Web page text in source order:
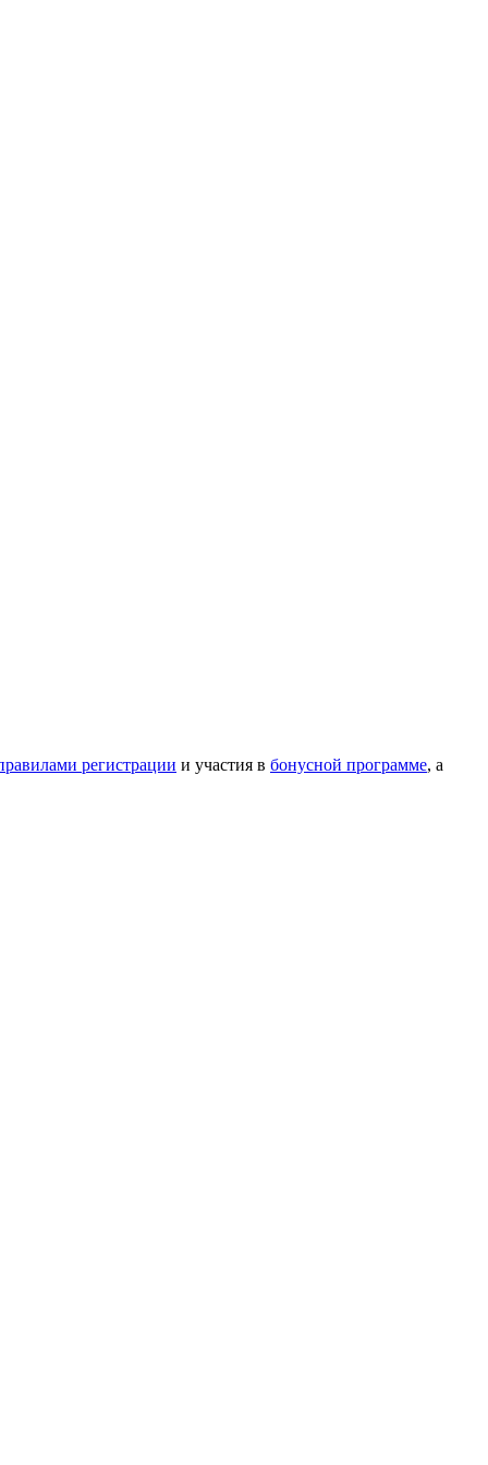
регистрации и участия в бонусной программе, а